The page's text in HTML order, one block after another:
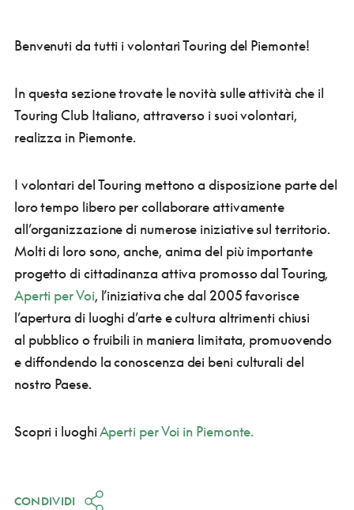
Benvenuti da tutti i volontari Touring del Piemonte!
In questa sezione trovate le novità sulle attività che il
Touring Club Italiano, attraverso i suoi volontari,
realizza in Piemonte.
I volontari del Touring mettono a disposizione parte del
loro tempo libero per collaborare attivamente
all’organizzazione di numerose iniziative sul territorio.
Molti di loro sono, anche, anima del più importante
progetto di cittadinanza attiva promosso dal Touring,
Aperti per Voi, l’iniziativa che dal 2005 favorisce
l’apertura di luoghi d’arte e cultura altrimenti chiusi
al pubblico o fruibili in maniera limitata, promuovendo
e diffondendo la conoscenza dei beni culturali del
nostro Paese.
Scopri i luoghiAperti per Voi in Piemonte.
CONDIVIDI